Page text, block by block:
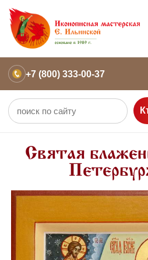
+7 (800) 333-00-37
Святая